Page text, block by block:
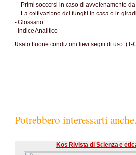
- Primi soccorsi in caso di avvelenamento
- La coltivazione dei funghi in casa o in
- Glossario
- Indice Analitico
Usato buone condizioni lievi segni di uso. (T-
Potrebbero interessarti
Kos Rivista di Scienza e